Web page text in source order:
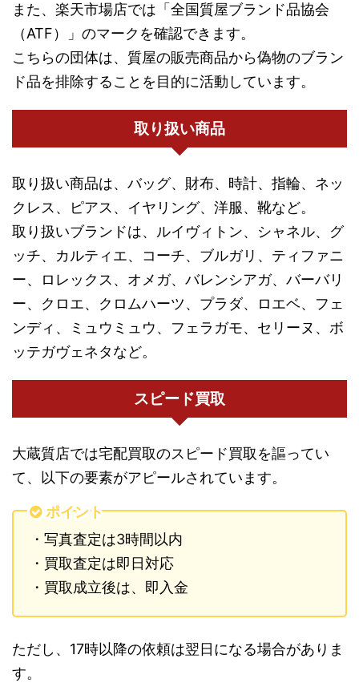
また、楽天市場店では「全国質屋ブランド品協会
（ATF）」のマークを確認できます。
こちらの団体は、質屋の販売商品から偽物のブラン
ド品を排除することを目的に活動しています。
取り扱い商品
取り扱い商品は、バッグ、財布、時計、指輪、ネッ
クレス、ピアス、イヤリング、洋服、靴など。
取り扱いブランドは、ルイヴィトン、シャネル、グ
ッチ、カルティエ、コーチ、ブルガリ、ティファニ
ー、ロレックス、オメガ、バレンシアガ、バーバリ
ー、クロエ、クロムハーツ、プラダ、ロエベ、フェ
ンディ、ミュウミュウ、フェラガモ、セリーヌ、ボ
ッテガヴェネタなど。
スピード買取
大蔵質店では宅配買取のスピード買取を謳ってい
て、以下の要素がアピールされています。
ポイント
・写真査定は3時間以内
・買取査定は即日対応
・買取成立後は、即入金
ただし、17時以降の依頼は翌日になる場合がありま
す。